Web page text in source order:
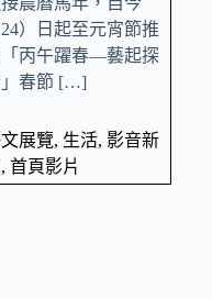
24）日起至元宵節推
丙午躍春—藝起探
春節 […]
展覽, 生活, 影音新
, 首頁影片